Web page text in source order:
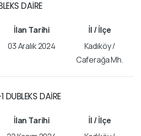
DAİRE
03 Aralık 2024
Kadıköy /
Caferağa Mh.
DUBLEKS DAİRE